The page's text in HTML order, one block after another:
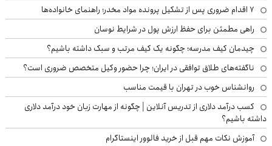
۷ اقدام ضروری پس از تشکیل پرونده مواد مخدر؛ راهنمای خانواده‌ها
راهی مطمئن برای حفظ ارزش پول در شرایط نوسان
چیدمان کیف مدرسه؛ چگونه یک کیف مرتب و سبک داشته باشیم؟
ناگفته‌های طلاق توافقی در ایران؛ چرا حضور وکیل متخصص ضروری است؟
روانشناس خوب در تهران با قیمت مناسب
کسب درآمد دلاری از تدریس آنلاین | چگونه از مهارت زبان خود درآمد دلاری
داشته باشیم؟
آموزش نکات مهم قبل از خرید فالوور اینستاگرام